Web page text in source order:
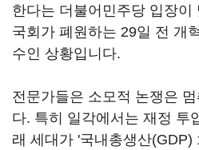
한다는 더불어민주당 입장이
국회가 폐원하는 29일 전 개
수인 상황입니다.
전문가들은 소모적 논쟁은
다. 특히 일각에서는 재정 투
래 세대가 '국내총생산(GDP)